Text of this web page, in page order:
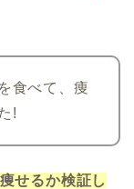
食べて、痩
!
せるか検証し